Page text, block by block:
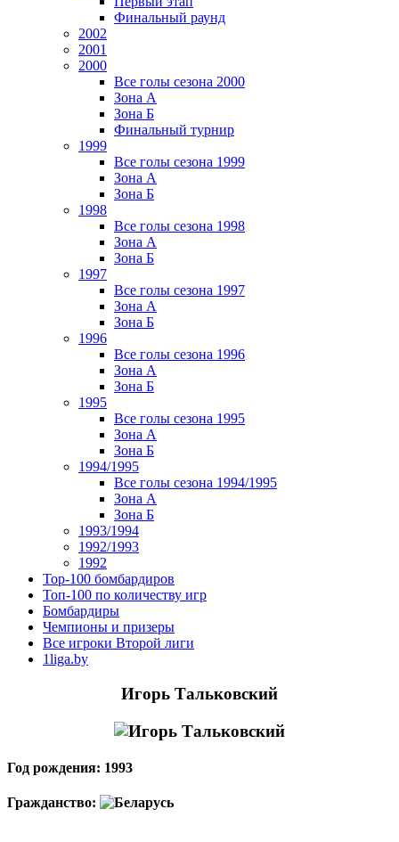
Финальный раунд
2002
2001
2000
Все голы сезона 2000
Зона А
Зона Б
Финальный турнир
1999
Все голы сезона 1999
Зона А
Зона Б
1998
Все голы сезона 1998
Зона А
Зона Б
1997
Все голы сезона 1997
Зона А
Зона Б
1996
Все голы сезона 1996
Зона А
Зона Б
1995
Все голы сезона 1995
Зона А
Зона Б
1994/1995
Все голы сезона 1994/1995
Зона А
Зона Б
1993/1994
1992/1993
1992
Top-100 бомбардиров
Топ-100 по количеству игр
Бомбардиры
Чемпионы и призеры
Все игроки Второй лиги
1liga.by
Игорь Тальковский
Год рождения: 1993
Гражданство: